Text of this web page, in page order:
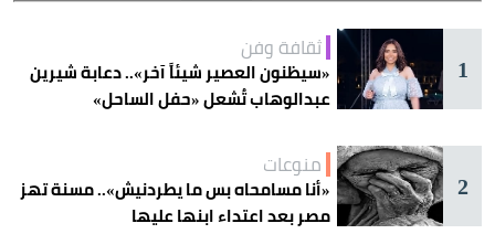
1
ثقافة وفن
«سيظنون العصير شيئاً آخر».. دعابة شيرين
عبدالوهاب تُشعل «حفل الساحل»
2
منوعات
«أنا مسامحاه بس ما يطردنيش».. مسنة تهز
مصر بعد اعتداء ابنها عليها